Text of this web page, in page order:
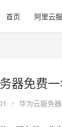
首页 阿里云
器免费
• 华为云服务